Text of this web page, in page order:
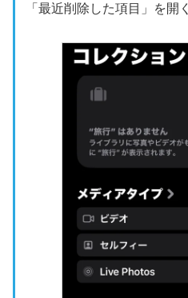
「最近削除した項目」を開く